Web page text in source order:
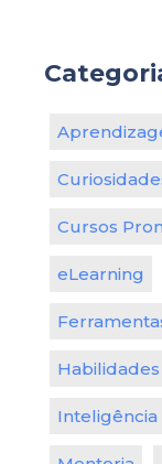
Cursos
eLearning
Habilidades
Inteligência